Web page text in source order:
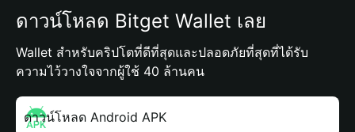
ดาวน์โหลด Bitget Wallet เลย
Wallet สำหรับคริปโตที่ดีที่สุดและปลอดภัยที่สุดที่ได้รับ
ความไว้วางใจจากผู้ใช้ 40 ล้านคน
ดาวน์โหลด Android APK